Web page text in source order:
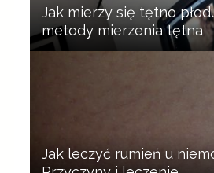
Jak mierzy się tętno
metody mierzenia tętna
Jak leczyć rumień u